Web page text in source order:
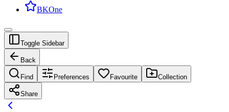
BKOne
Toggle Sidebar
Back
Find Preferences Favourite Collection
Share